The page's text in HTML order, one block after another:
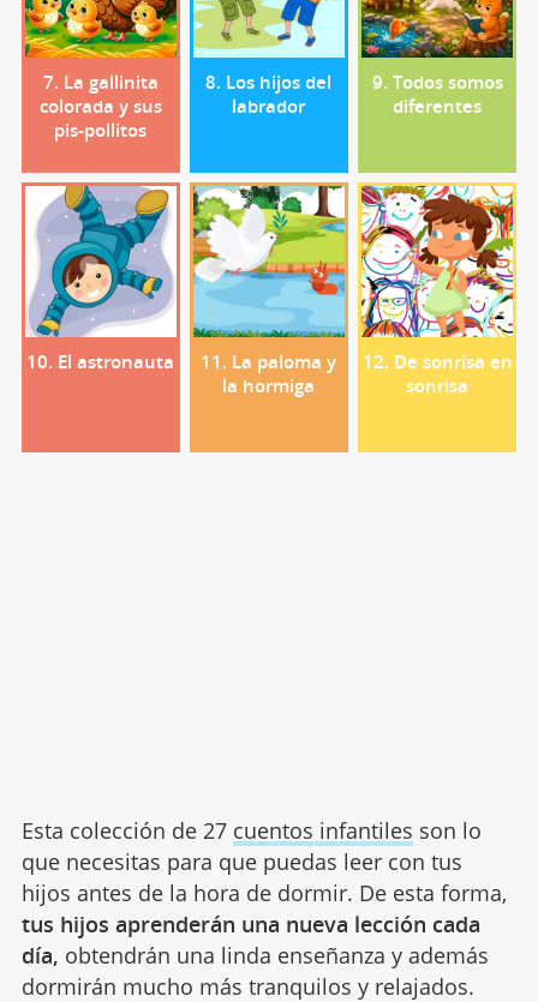
7. La gallinita
colorada y sus
pis-pollitos
8. Los hijos del
labrador
9. Todos somos
diferentes
10. El astronauta
11. La paloma y
la hormiga
12. De sonrisa en
sonrisa
Esta colección de 27 cuentos infantiles son lo
que necesitas para que puedas leer con tus
hijos antes de la hora de dormir. De esta forma,
tus hijos aprenderán una nueva lección cada
día, obtendrán una linda enseñanza y además
dormirán mucho más tranquilos y relajados.